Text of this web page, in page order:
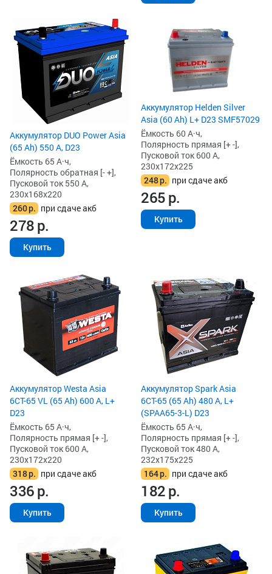
Аккумулятор DUO Power Asia
(65 Ah) 550 А, D23
Ёмкость 65 А·ч,
Полярность обратная [- +],
Пусковой ток 550 А,
230x168x220
260р. при сдаче акб
278р.
Купить
Аккумулятор Helden Silver
Asia (60 Ah) L+ D23 SMF57029
Ёмкость 60 А·ч,
Полярность прямая [+ -],
Пусковой ток 600 А,
230x172x225
248р. при сдаче акб
265р.
Купить
Аккумулятор Westa Asia
6СТ-65 VL (65 Ah) 600 А, L+
D23
Ёмкость 65 А·ч,
Полярность прямая [+ -],
Пусковой ток 600 А,
230x172x220
318р. при сдаче акб
336р.
Купить
Аккумулятор Spark Asia
6СТ-65 (65 Ah) 480 А, L+
(SPAA65-3-L) D23
Ёмкость 65 А·ч,
Полярность прямая [+ -],
Пусковой ток 480 А,
232x175x225
164р. при сдаче акб
182р.
Купить